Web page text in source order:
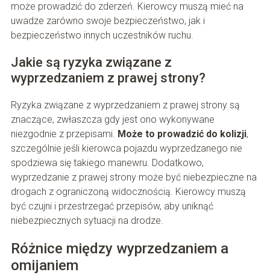
może prowadzić do zderzeń. Kierowcy muszą mieć na
uwadze zarówno swoje bezpieczeństwo, jak i
bezpieczeństwo innych uczestników ruchu.
Jakie są ryzyka związane z
wyprzedzaniem z prawej strony?
Ryzyka związane z wyprzedzaniem z prawej strony są
znaczące, zwłaszcza gdy jest ono wykonywane
niezgodnie z przepisami. Może to prowadzić do kolizji,
szczególnie jeśli kierowca pojazdu wyprzedzanego nie
spodziewa się takiego manewru. Dodatkowo,
wyprzedzanie z prawej strony może być niebezpieczne na
drogach z ograniczoną widocznością. Kierowcy muszą
być czujni i przestrzegać przepisów, aby uniknąć
niebezpiecznych sytuacji na drodze.
Różnice między wyprzedzaniem a
omijaniem